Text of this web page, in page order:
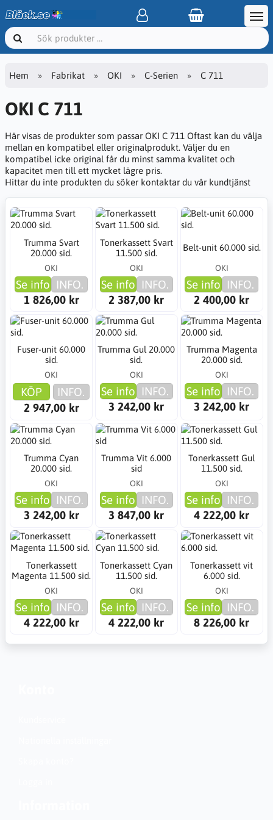
Hem Fabrikat OKI C-Serien C 711
OKI C 711
Här visas de produkter som passar OKI C 711 Oftast kan du välja
mellan en kompatibel eller originalprodukt. Väljer du en
kompatibel icke original får du minst samma kvalitet och
kapacitet men till ett mycket lägre pris.
Hittar du inte produkten du söker kontaktar du vår kundtjänst
Trumma Svart
20.000 sid.
OKI
Se info INFO.
1 826,00 kr
Tonerkassett Svart
11.500 sid.
OKI
Se info INFO.
2 387,00 kr
Belt-unit 60.000 sid.
OKI
Se info INFO.
2 400,00 kr
Fuser-unit 60.000
sid.
OKI
KÖP
INFO.
2 947,00 kr
Trumma Gul 20.000
sid.
OKI
Se info INFO.
3 242,00 kr
Trumma Magenta
20.000 sid.
OKI
Se info INFO.
3 242,00 kr
Trumma Cyan
20.000 sid.
OKI
Se info INFO.
3 242,00 kr
Trumma Vit 6.000
sid
OKI
Se info INFO.
3 847,00 kr
Tonerkassett Gul
11.500 sid.
OKI
Se info INFO.
4 222,00 kr
Tonerkassett
Magenta 11.500 sid.
OKI
Se info INFO.
4 222,00 kr
Tonerkassett Cyan
11.500 sid.
OKI
Se info INFO.
4 222,00 kr
Tonerkassett vit
6.000 sid.
OKI
Se info INFO.
8 226,00 kr